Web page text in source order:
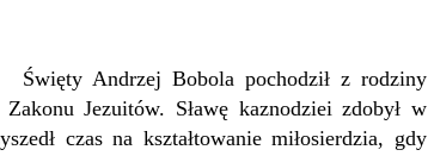
Andrzej Bobola pochodził z rodziny
Jezuitów. Sławę kaznodziei zdobył w
czas na kształtowanie miłosierdzia, gdy